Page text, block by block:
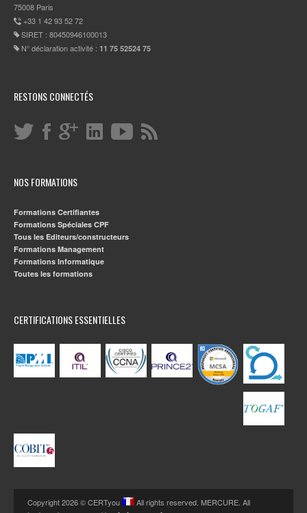
75008 Paris
+33 1 42 93 52 72
SIRET : 80450946100013
N° déclaration activité : 11 75 52524 75
RESTONS CONNECTÉS
NOS FORMATIONS
Formations Certifiantes
Formations Spéciales CPF
Tous les Editeurs/constructeurs
Formations Management
Formations Informatique
Toutes les formations
CERTIFICATIONS ESSENTIELLES
Copyright 2026 © CERTyou
All rights reserved. MERCURE. All